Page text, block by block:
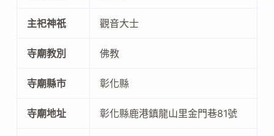
主祀神祇 觀音大士
寺廟教別 佛教
寺廟縣市 彰化縣
寺廟地址 彰化縣鹿港鎮龍山里金門巷81號